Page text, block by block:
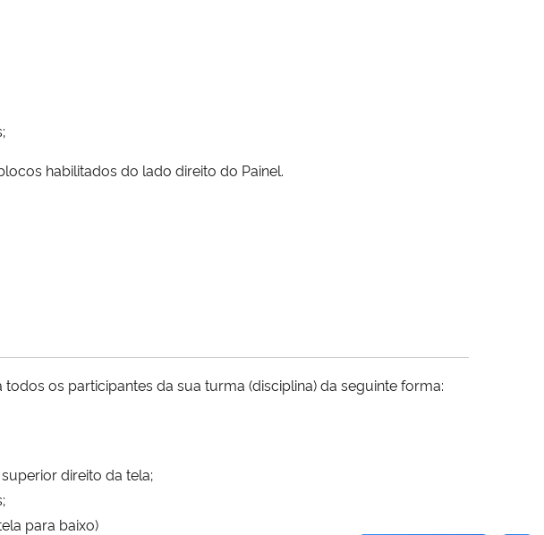
habilitados do lado direito do Painel.
os participantes da sua turma (disciplina) da seguinte forma:
direito da tela;
para baixo)